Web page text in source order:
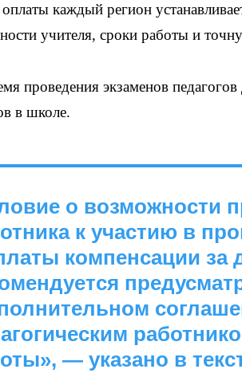
каждый регион
учителя, сроки работы и
проведения экзаменов
в школе.
о возможности
к участию в
компенсации за
— указано в